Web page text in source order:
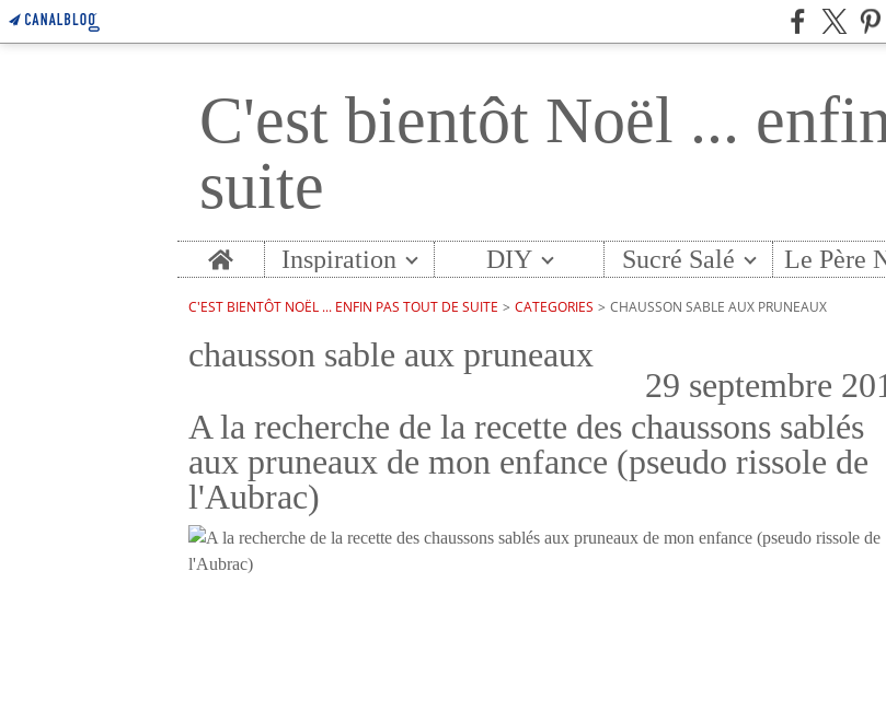
C'est bientôt Noël ...
suite
Home Inspiration DIY Sucré Salé Le Père
C'EST BIENTÔT NOËL ... ENFIN PAS TOUT DE SUITE > CATEGORIES > CHAUSSON SABLE AUX PRUNEAUX
chausson sable aux pruneaux
29 septembre
A la recherche de la recette des chaussons sablés
aux pruneaux de mon enfance (pseudo rissole de
l'Aubrac)